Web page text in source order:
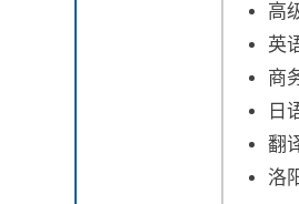
高
英
商
日
翻
洛